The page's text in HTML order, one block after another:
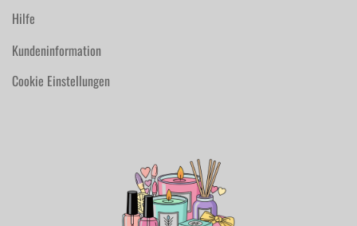
Hilfe
Kundeninformation
Cookie Einstellungen